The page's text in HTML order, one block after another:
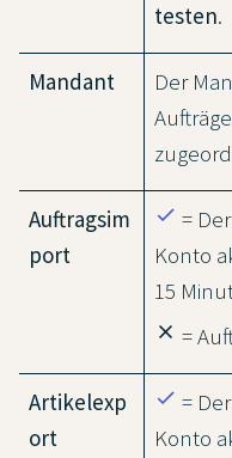
testen.
Mandant
Der
Auftragsim
port
done =
Konto
15
close =
Artikelexp
ort
done =
Konto